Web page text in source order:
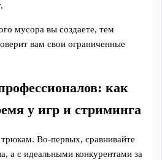
мусора вы создаете, тем
вам свои ограниченные
как
у игр и стриминга
Во‑первых, сравнивайте
а с идеальными конкурентами за